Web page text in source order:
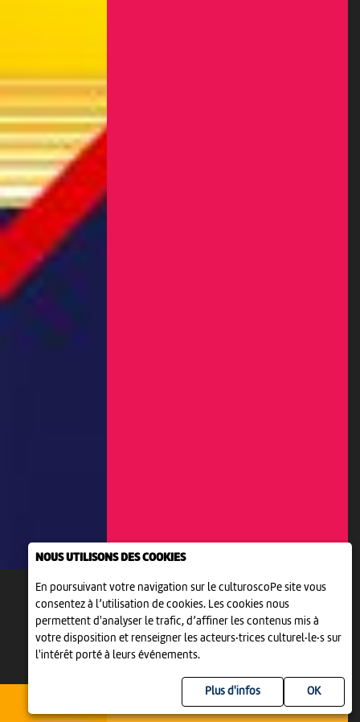
NOUS UTILISONS DES COOKIES
En poursuivant votre navigation sur le culturoscoPe site vous
consentez à l’utilisation de cookies. Les cookies nous
permettent d'analyser le trafic, d’affiner les contenus mis à
votre disposition et renseigner les acteurs·trices culturel·le·s sur
l'intérêt porté à leurs événements.
Plus d'infos